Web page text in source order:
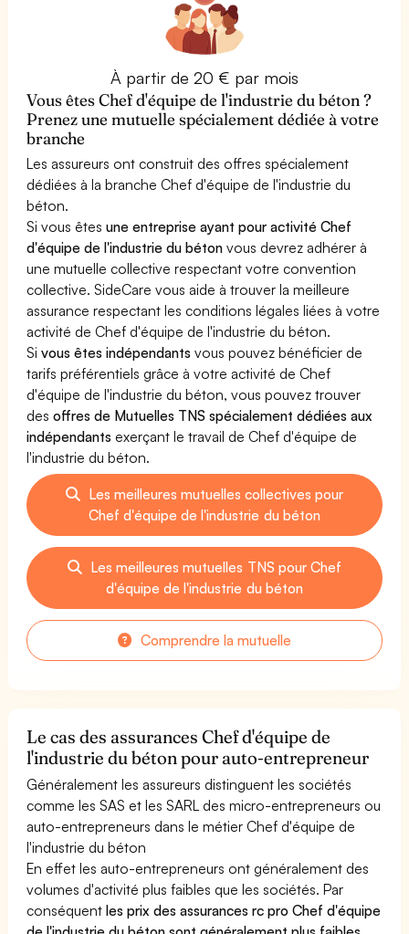
À partir de 20 € par mois
Vous êtes Chef d'équipe de l'industrie du béton ?
Prenez une mutuelle spécialement dédiée à votre
branche
Les assureurs ont construit des offres spécialement
dédiées à la branche Chef d'équipe de l'industrie du
béton.
Si vous êtesune entreprise ayant pour activité Chef
d'équipe de l'industrie du béton vous devrez adhérer à
une mutuelle collective respectant votre convention
collective. SideCare vous aide à trouver la meilleure
assurance respectant les conditions légales liées à votre
activité de Chef d'équipe de l'industrie du béton.
Sivous êtes indépendants vous pouvez bénéficier de
tarifs préférentiels grâce à votre activité de Chef
d'équipe de l'industrie du béton, vous pouvez trouver
desoffres de Mutuelles TNS spécialement dédiées aux
indépendants exerçant le travail de Chef d'équipe de
l'industrie du béton.
Les meilleures mutuelles collectives pour
Chef d'équipe de l'industrie du béton
Les meilleures mutuelles TNS pour Chef
d'équipe de l'industrie du béton
Comprendre la mutuelle
Le cas des assurances Chef d'équipe de
l'industrie du béton pour auto-entrepreneur
Généralement les assureurs distinguent les sociétés
comme les SAS et les SARL des micro-entrepreneurs ou
auto-entrepreneurs dans le métier Chef d'équipe de
l'industrie du béton
En effet les auto-entrepreneurs ont généralement des
volumes d'activité plus faibles que les sociétés. Par
conséquentles prix des assurances rc pro Chef d'équipe